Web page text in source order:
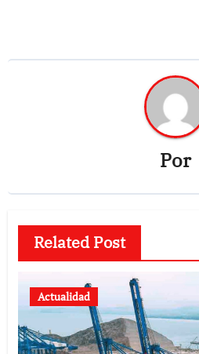
Por
Related Post
Actualidad